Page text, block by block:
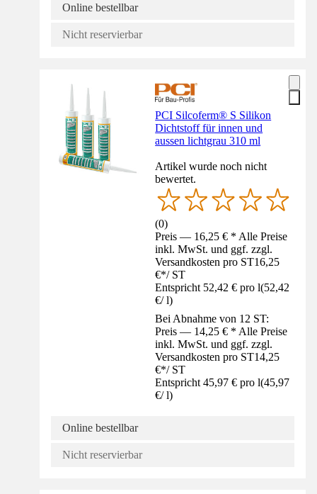
Online bestellbar
Nicht reservierbar
PCI Silcoferm® S Silikon
Dichtstoff für innen und
aussen lichtgrau 310 ml
Artikel wurde noch nicht
bewertet.
(0)
Preis — 16,25 € * Alle Preise
inkl. MwSt. und ggf. zzgl.
Versandkosten pro ST16,25
€*/ ST
Entspricht 52,42 € pro l(52,42
€/ l)
Bei Abnahme von 12 ST:
Preis — 14,25 € * Alle Preise
inkl. MwSt. und ggf. zzgl.
Versandkosten pro ST14,25
€*/ ST
Entspricht 45,97 € pro l(45,97
€/ l)
Online bestellbar
Nicht reservierbar